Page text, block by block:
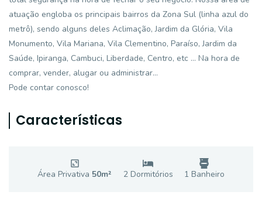
atuação engloba os principais bairros da Zona Sul (linha azul do
metrô), sendo alguns deles Aclimação, Jardim da Glória, Vila
Monumento, Vila Mariana, Vila Clementino, Paraíso, Jardim da
Saúde, Ipiranga, Cambuci, Liberdade, Centro, etc ... Na hora de
comprar, vender, alugar ou administrar...
Pode contar conosco!
Características
Área Privativa 50m² 2Dormitórios 1 Banheiro